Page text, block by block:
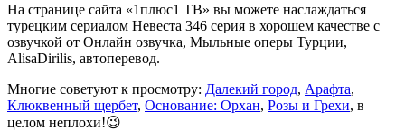
На странице сайта «1плюс1 ТВ» вы можете наслаждаться
турецким сериалом Невеста 346 серия в хорошем качестве с
озвучкой от Онлайн озвучка, Мыльные оперы Турции,
AlisaDirilis, автоперевод.
Многие советуют к просмотру: Далекий город, Арафта,
Клюквенный щербет, Основание: Орхан, Розы и Грехи, в
целом неплохи!😉